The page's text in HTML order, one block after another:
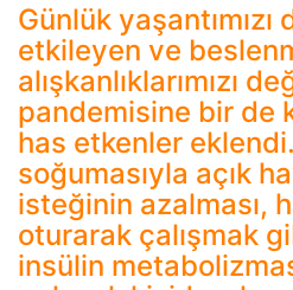
Günlük yaşantımızı
etkileyen ve
alışkanlıklarımızı
pandemisine bir de
has etkenler
soğumasıyla açık
isteğinin azalması,
oturarak çalışmak
insülin